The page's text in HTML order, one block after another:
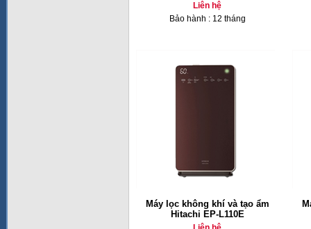
Liên hệ
Bảo hành : 12 tháng
Máy lọc không khí và tạo ẩm
Hitachi EP-L110E